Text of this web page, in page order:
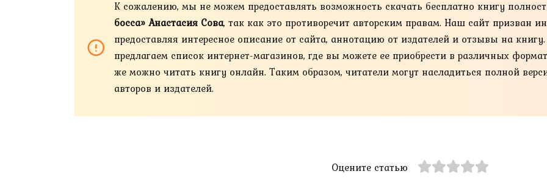
К сожалению, мы не можем предоставлять возможность скачать бесплатно книгу
босса» Анастасия Сова, так как это противоречит авторским правам. Наш сайт призван
предоставляя интересное описание от сайта, аннотацию от издателей и отзывы на
предлагаем список интернет-магазинов, где вы можете ее приобрести в различных
же можно читать книгу онлайн. Таким образом, читатели могут насладиться полной
авторов и издателей.
Оцените статью